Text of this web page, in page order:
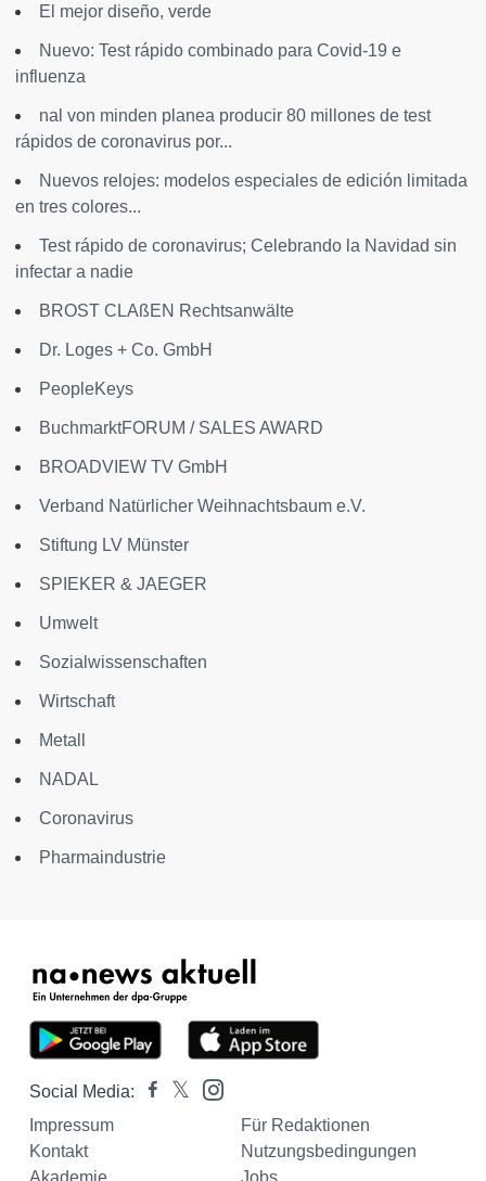
El mejor diseño, verde
Nuevo: Test rápido combinado para Covid-19 e
influenza
nal von minden planea producir 80 millones de test
rápidos de coronavirus por...
Nuevos relojes: modelos especiales de edición limitada
en tres colores...
Test rápido de coronavirus; Celebrando la Navidad sin
infectar a nadie
BROST CLAßEN Rechtsanwälte
Dr. Loges + Co. GmbH
PeopleKeys
BuchmarktFORUM / SALES AWARD
BROADVIEW TV GmbH
Verband Natürlicher Weihnachtsbaum e.V.
Stiftung LV Münster
SPIEKER & JAEGER
Umwelt
Sozialwissenschaften
Wirtschaft
Metall
NADAL
Coronavirus
Pharmaindustrie
Social Media:
Impressum
Für Redaktionen
Kontakt
Nutzungsbedingungen
Akademie
Jobs